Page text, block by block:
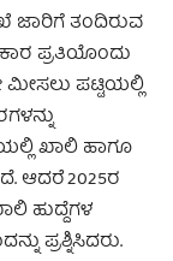
ಜಾರಿಗೆ ತಂದಿರುವ
ಪ್ರತಿಯೊಂದು
ಮೀಸಲು ಪಟ್ಟಿಯಲ್ಲಿ
ಖಾಲಿ ಹಾಗೂ
ಆದರೆ 2025ರ
ಹುದ್ದೆಗಳ
ಪ್ರಶ್ನಿಸಿದರು.